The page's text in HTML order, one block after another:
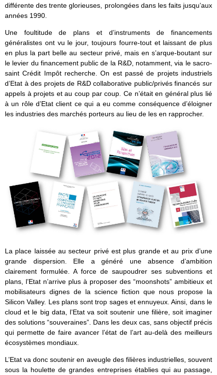
différente des trente glorieuses, prolongées dans les faits jusqu’aux
années 1990.
Une foultitude de plans et d’instruments de financements
généralistes ont vu le jour, toujours fourre-tout et laissant de plus
en plus la part belle au secteur privé, mais en s’arque-boutant sur
le levier du financement public de la R&D, notamment, via le sacro-
saint Crédit Impôt recherche. On est passé de projets industriels
d’Etat à des projets de R&D collaborative public/privés financés sur
appels à projets et au coup par coup. Ce n’était en général plus lié
à un rôle d’Etat client ce qui a eu comme conséquence d’éloigner
les industries des marchés porteurs au lieu de les en rapprocher.
La place laissée au secteur privé est plus grande et au prix d’une
grande dispersion. Elle a généré une absence d’ambition
clairement formulée. A force de saupoudrer ses subventions et
plans, l’Etat n’arrive plus à proposer des “moonshots” ambitieux et
mobilisateurs dignes de la science fiction que nous propose la
Silicon Valley. Les plans sont trop sages et ennuyeux. Ainsi, dans le
cloud et le big data, l’Etat va soit soutenir une filière, soit imaginer
des solutions “souveraines”. Dans les deux cas, sans objectif précis
qui permette de faire avancer l’état de l’art au-delà des meilleurs
écosystèmes mondiaux.
L’Etat va donc soutenir en aveugle des filières industrielles, souvent
sous la houlette de grandes entreprises établies qui au passage,